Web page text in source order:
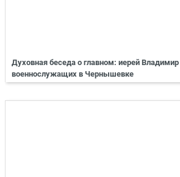
Духовная беседа о главном: иерей
военнослужащих в Чернышевке